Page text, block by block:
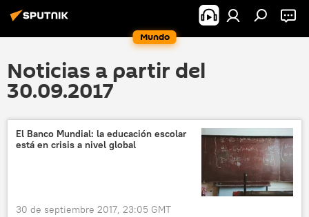
Mundo
Noticias a partir del
30.09.2017
El Banco Mundial: la educación escolar
está en crisis a nivel global
30 de septiembre 2017, 23:05 GMT